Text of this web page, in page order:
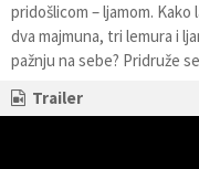
pridošlicom – ljamom.
dva majmuna, tri lemura i
pažnju na sebe? Pridruže
Trailer